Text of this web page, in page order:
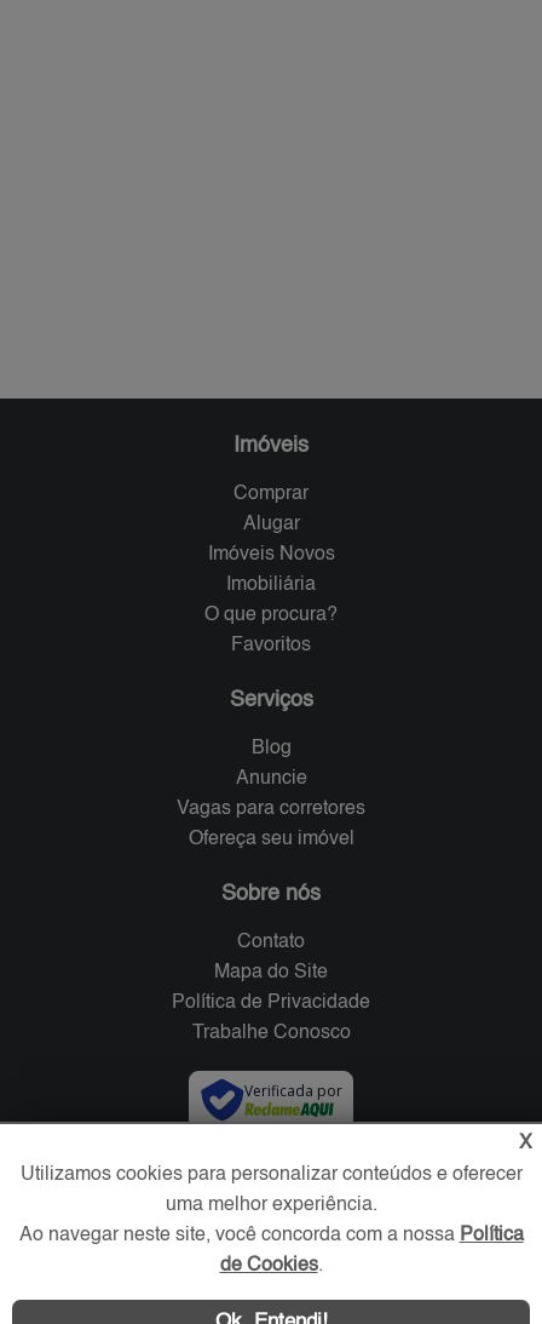
Imóveis
Comprar
Alugar
Imóveis Novos
Imobiliária
O que procura?
Favoritos
Serviços
Blog
Anuncie
Vagas para corretores
Ofereça seu imóvel
Sobre nós
Contato
Mapa do Site
Política de Privacidade
Trabalhe Conosco
Verificada por
Redes Sociais
X
Utilizamos cookies para personalizar conteúdos e oferecer
uma melhor experiência.
Ao navegar neste site, você concorda com a nossa Política
de Cookies.